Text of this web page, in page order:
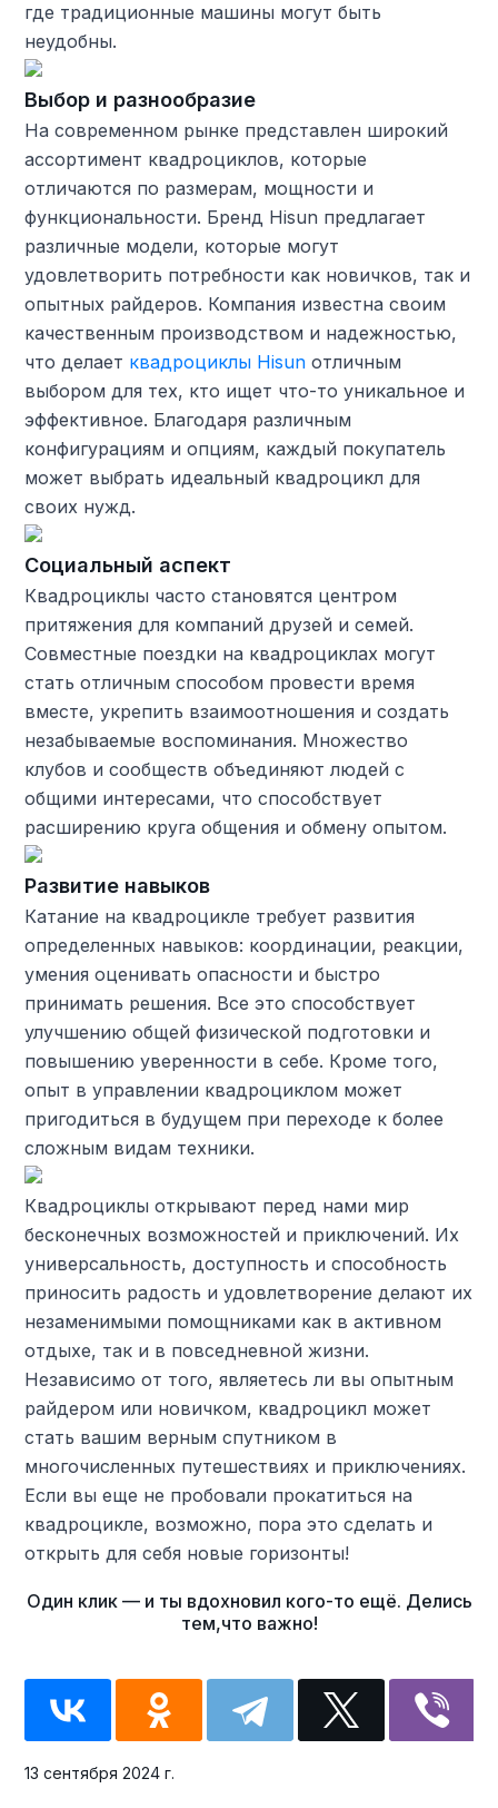
где традиционные машины могут быть
неудобны.
Выбор и разнообразие
На современном рынке представлен широкий
ассортимент квадроциклов, которые
отличаются по размерам, мощности и
функциональности. Бренд Hisun предлагает
различные модели, которые могут
удовлетворить потребности как новичков, так и
опытных райдеров. Компания известна своим
качественным производством и надежностью,
что делает квадроциклы Hisun отличным
выбором для тех, кто ищет что-то уникальное и
эффективное. Благодаря различным
конфигурациям и опциям, каждый покупатель
может выбрать идеальный квадроцикл для
своих нужд.
Социальный аспект
Квадроциклы часто становятся центром
притяжения для компаний друзей и семей.
Совместные поездки на квадроциклах могут
стать отличным способом провести время
вместе, укрепить взаимоотношения и создать
незабываемые воспоминания. Множество
клубов и сообществ объединяют людей с
общими интересами, что способствует
расширению круга общения и обмену опытом.
Развитие навыков
Катание на квадроцикле требует развития
определенных навыков: координации, реакции,
умения оценивать опасности и быстро
принимать решения. Все это способствует
улучшению общей физической подготовки и
повышению уверенности в себе. Кроме того,
опыт в управлении квадроциклом может
пригодиться в будущем при переходе к более
сложным видам техники.
Квадроциклы открывают перед нами мир
бесконечных возможностей и приключений. Их
универсальность, доступность и способность
приносить радость и удовлетворение делают их
незаменимыми помощниками как в активном
отдыхе, так и в повседневной жизни.
Независимо от того, являетесь ли вы опытным
райдером или новичком, квадроцикл может
стать вашим верным спутником в
многочисленных путешествиях и приключениях.
Если вы еще не пробовали прокатиться на
квадроцикле, возможно, пора это сделать и
открыть для себя новые горизонты!
13 сентября 2024 г.